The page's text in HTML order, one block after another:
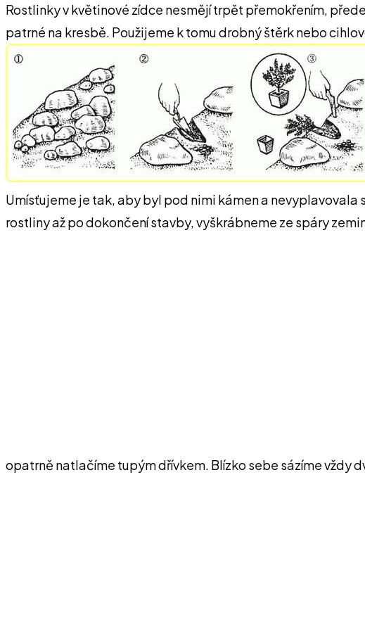
Rostlinky v květinové zídce nesmějí trpět přemokřením,
patrné na kresbě. Použijeme k tomu drobný štěrk nebo
Umísťujeme je tak, aby byl pod nimi kámen a nevyplavovala
rostliny až po dokončení stavby, vyškrábneme ze spáry
opatrně natlačíme tupým dřívkem. Blízko sebe sázíme vždy